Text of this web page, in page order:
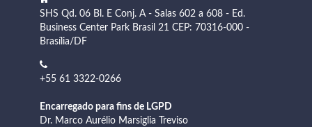
SHS Qd. 06 Bl. E Conj. A - Salas 602 a 608 - Ed.
Business Center Park Brasil 21 CEP: 70316-000 -
Brasília/DF
+55 61 3322-0266
Encarregado para fins de LGPD
Dr. Marco Aurélio Marsiglia Treviso